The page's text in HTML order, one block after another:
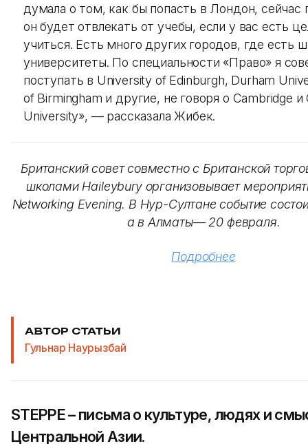
думала о том, как бы попасть в Лондон, сейчас
он будет отвлекать от учебы, если у вас есть
учиться. Есть много других городов, где есть
университеты. По специальности «Право» я
поступать в University of Edinburgh, Durham
of Birmingham и другие, не говоря о Cambridge и
University», — рассказала Жибек.
Британский совет совместно с Британской
школами Haileybury организовывает
Networking Evening. В Нур-Султане событие
а в Алматы— 20 февраля.
Подробнее
АВТОР СТАТЬИ
Гульнар Наурызбай
STEPPE – письма о культуре, людях и
Центральной Азии.